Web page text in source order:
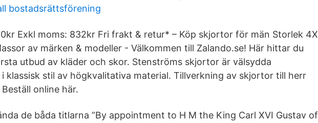
bostadsrättsförening
Exkl moms: 832kr Fri frakt & retur* – Köp skjortor för män Storlek
av märken & modeller - Välkommen till Zalando.se! Här hittar du
utbud av kläder och skor. Stenströms skjortor är välsydda
klassisk stil av högkvalitativa material. Tillverkning av skjortor till herr
online här.
de båda titlarna ”By appointment to H M the King Carl XVI Gustav of